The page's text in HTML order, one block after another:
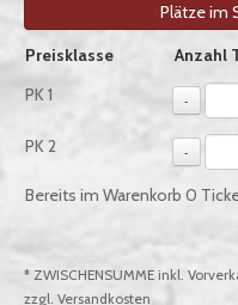
Plätze im
Auswahl von Tickets pro
Preisklasse Anzahl
PK 1
-
PK 2 -
Bereits im Warenkorb 0
* ZWISCHENSUMME inkl.
zzgl. Versandkosten